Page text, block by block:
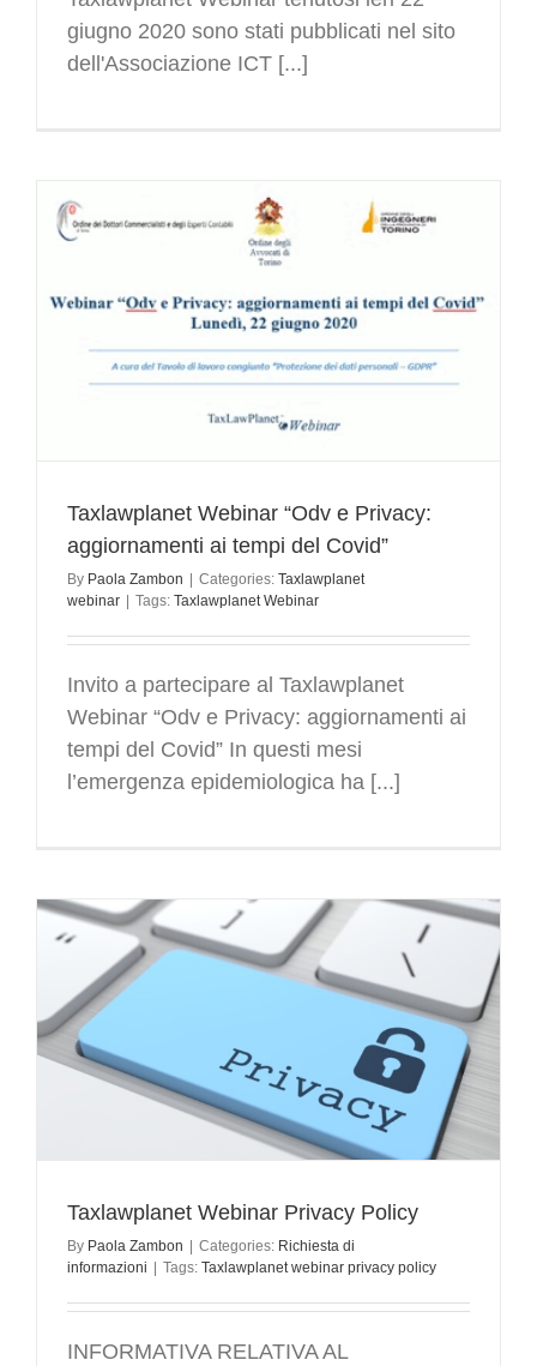
giugno 2020 sono stati pubblicati nel sito
dell'Associazione ICT [...]
Taxlawplanet Webinar “Odv e Privacy:
aggiornamenti ai tempi del Covid”
By Paola Zambon Categories: Taxlawplanet
webinar
Tags: Taxlawplanet Webinar
Invito a partecipare al Taxlawplanet
Webinar “Odv e Privacy: aggiornamenti ai
tempi del Covid” In questi mesi
l’emergenza epidemiologica ha [...]
Taxlawplanet Webinar Privacy Policy
By Paola Zambon Categories: Richiesta di
informazioni
Tags: Taxlawplanet webinar privacy policy
INFORMATIVA RELATIVA AL